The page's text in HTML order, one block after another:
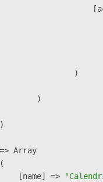
)
)
Array
[name] =>